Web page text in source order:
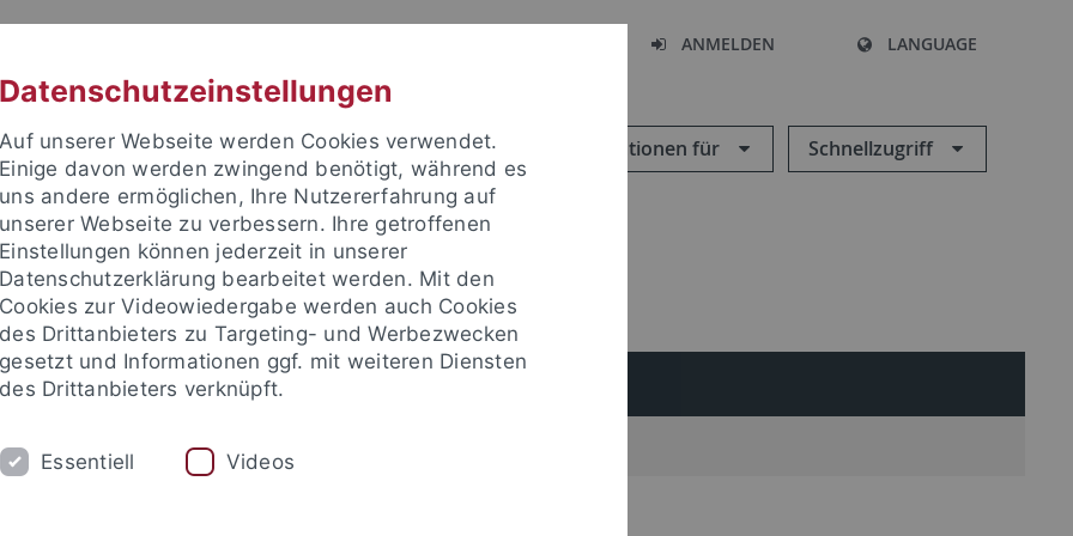
ANMELDEN LANGUAGE
Informationen für Schnellzugriff
Fakultät
FAKULTÄT
Interfakultäre Institute
Datenschutzeinstellungen
Auf unserer Webseite werden Cookies verwendet.
Einige davon werden zwingend benötigt, während es
uns andere ermöglichen, Ihre Nutzererfahrung auf
unserer Webseite zu verbessern. Ihre getroffenen
Einstellungen können jederzeit in unserer
Datenschutzerklärung bearbeitet werden. Mit den
Cookies zur Videowiedergabe werden auch Cookies
des Drittanbieters zu Targeting- und Werbezwecken
gesetzt und Informationen ggf. mit weiteren Diensten
des Drittanbieters verknüpft.
Essentiell Videos